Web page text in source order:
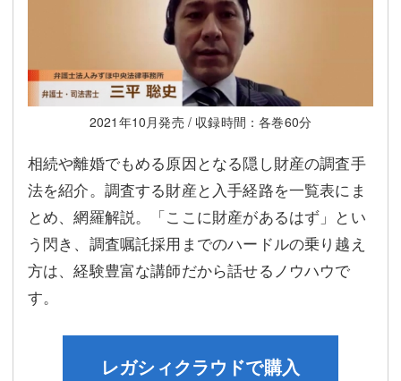
2021年10月発売 / 収録時間：各巻60分
相続や離婚でもめる原因となる隠し財産の調査手
法を紹介。調査する財産と入手経路を一覧表にま
とめ、網羅解説。「ここに財産があるはず」とい
う閃き、調査嘱託採用までのハードルの乗り越え
方は、経験豊富な講師だから話せるノウハウで
す。
レガシィクラウドで購入